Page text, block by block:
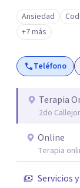
invitan a
experiencia.
respetuoso,
propio ritmo. Sé que muchas personas llegan sintiéndose
abrumadas,
sus propias
familiar, no
naturaleza;
me ayuda a
y calma la
Ansiedad
+7 más
Teléfono
Terapia
2do
Online
Terapia
Servicios